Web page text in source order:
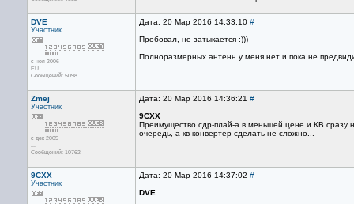
DVE
Участник
с ноя 2006
EU
Сообщений: 5098
Дата: 20 Мар 2016 14:33:10 #
Пробовал, не затыкается :)))
Полноразмерных антенн у меня нет и пока не
Zmej
Участник
с дек 2005
...
Сообщений: 10762
Дата: 20 Мар 2016 14:36:21 #
9CXX
Преимущество сдр-плай-а в меньшей цене и КВ сразу
очередь, а кв конвертер сделать не сложно...
9CXX
Участник
Дата: 20 Мар 2016 14:37:02 #
DVE